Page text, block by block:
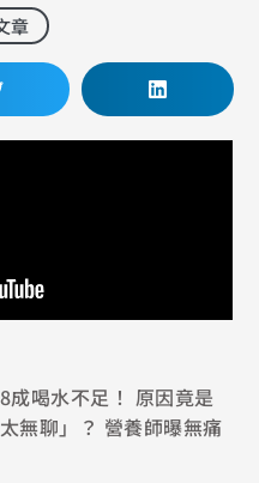
章
成喝水不足！ 原因竟是
太無聊」？ 營養師曝無痛